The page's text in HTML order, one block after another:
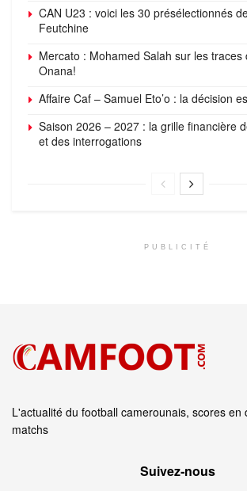
CAN U23 : voici les 30 présélectionnés
Feutchine
Mercato : Mohamed Salah sur les traces
Onana!
Affaire Caf – Samuel Eto’o : la décision
Saison 2026 – 2027 : la grille financière
et des interrogations
PUBLICITÉ
L'actualité du football camerounais, scores en
matchs
Suivez‑nous